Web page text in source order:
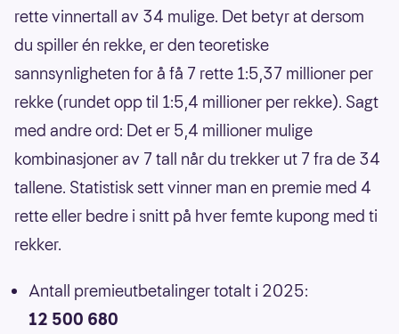
rette vinnertall av 34 mulige. Det betyr at dersom
du spiller én rekke, er den teoretiske
sannsynligheten for å få 7 rette 1:5,37 millioner per
rekke (rundet opp til 1:5,4 millioner per rekke). Sagt
med andre ord: Det er 5,4 millioner mulige
kombinasjoner av 7 tall når du trekker ut 7 fra de 34
tallene. Statistisk sett vinner man en premie med 4
rette eller bedre i snitt på hver femte kupong med ti
rekker.
Antall premieutbetalinger totalt i 2025:
12 500 680